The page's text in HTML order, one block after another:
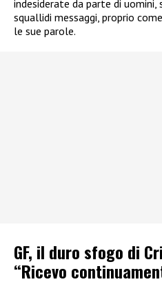
indesiderate da parte di uomini,
squallidi messaggi, proprio
le sue parole.
GF, il duro sfogo di
“Ricevo